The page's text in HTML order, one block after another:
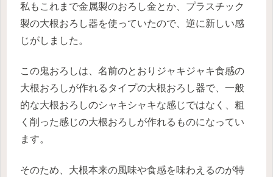
私もこれまで金属製のおろし金とか、プラスチック
製の大根おろし器を使っていたので、逆に新しい感
じがしました。
この鬼おろしは、名前のとおりジャキジャキ食感の
大根おろしが作れるタイプの大根おろし器で、一般
的な大根おろしのシャキシャキな感じではなく、粗
く削った感じの大根おろしが作れるものになってい
ます。
そのため、大根本来の風味や食感を味わえるのが特